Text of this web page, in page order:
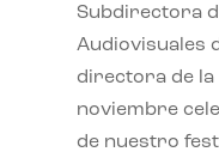
Subdirectora
Audiovisuales
directora de la
noviembre
de nuestro